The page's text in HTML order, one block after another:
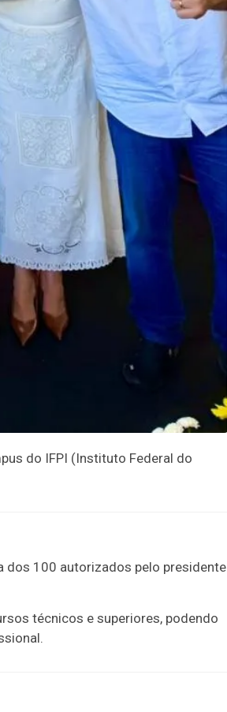
do IFPI (Instituto Federal do
dos 100 autorizados pelo presidente
técnicos e superiores, podendo